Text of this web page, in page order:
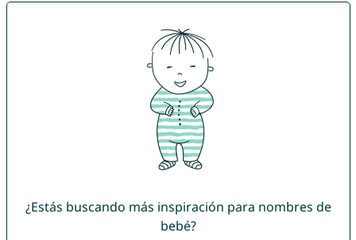
¿Estás buscando más inspiración para nombres de
bebé?